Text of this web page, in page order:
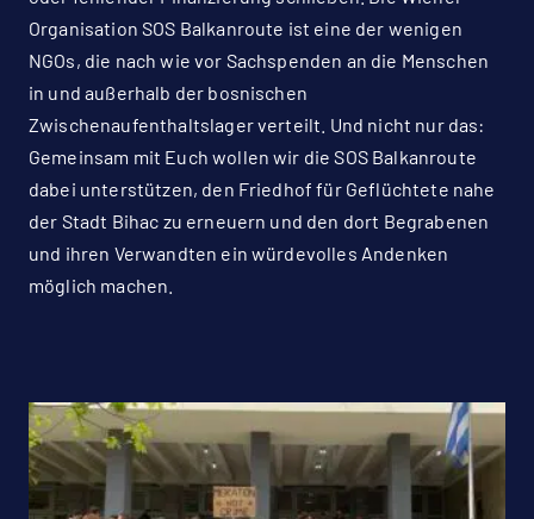
Organisation SOS Balkanroute ist eine der wenigen
NGOs, die nach wie vor Sachspenden an die Menschen
in und außerhalb der bosnischen
Zwischenaufenthaltslager verteilt. Und nicht nur das:
Gemeinsam mit Euch wollen wir die SOS Balkanroute
dabei unterstützen, den Friedhof für Geflüchtete nahe
der Stadt Bihac zu erneuern und den dort Begrabenen
und ihren Verwandten ein würdevolles Andenken
möglich machen.